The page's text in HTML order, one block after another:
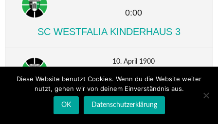
0:00
SC WESTFALIA KINDERHAUS 3
10. April 1900
0:00
SC WESTFALIA KINDERHAUS 3
Diese Website benutzt Cookies. Wenn du die Website weiter
nutzt, gehen wir von deinem Einverständnis aus.
OK Datenschutzerklärung